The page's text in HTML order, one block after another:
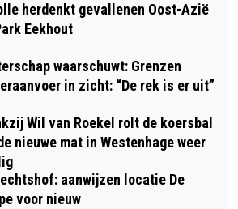
herdenkt gevallenen Oost-Azië
Eekhout
waarschuwt: Grenzen
in zicht: “De rek is er uit”
Wil van Roekel rolt de koersbal
nieuwe mat in Westenhage weer
aanwijzen locatie De
voor nieuw